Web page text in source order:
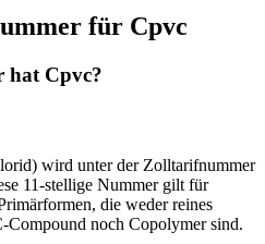
für Cpvc
hat Cpvc?
wird unter der Zolltarifnummer
11-stellige Nummer gilt für
die weder reines
noch Copolymer sind.